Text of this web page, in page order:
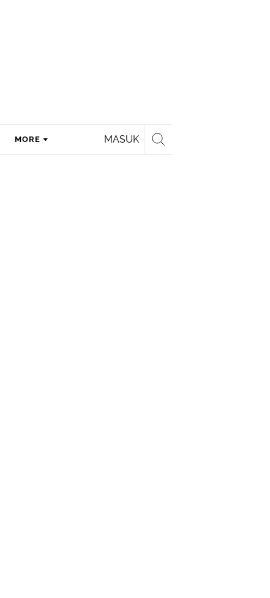
MASUK
MORE